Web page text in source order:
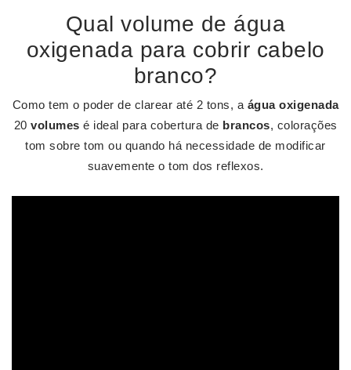
Qual volume de água
oxigenada para cobrir cabelo
branco?
Como tem o poder de clarear até 2 tons, a água oxigenada
20 volumes é ideal para cobertura de brancos, colorações
tom sobre tom ou quando há necessidade de modificar
suavemente o tom dos reflexos.